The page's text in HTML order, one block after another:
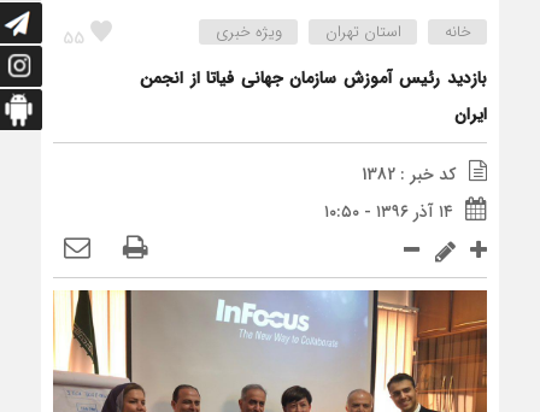
55 خانه استان تهران ویژه خبری
بازديد رئيس آموزش سازمان جهانی فياتا از انجمن
ایران
کد خبر : 1382
۱۴ آذر ۱۳۹۶ - ۱۰:۵۰